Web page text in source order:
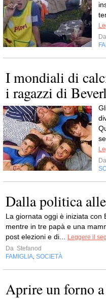
Da
I mondiali di
i ragazzi di
Da
Dalla politica
La giornata oggi è iniziata con
mentre in tre papà e una
post elezioni e di...
Leggere il
Da Stefanod
FAMIGLIA SOCIETÀ
Aprire un forno